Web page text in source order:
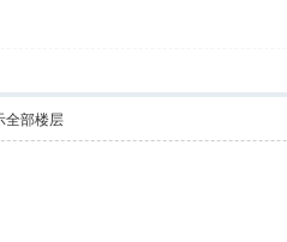
全部楼层